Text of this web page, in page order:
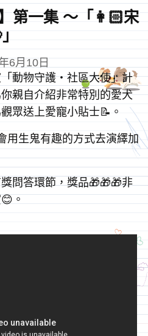
第一集 ～「👩🏻宋
6月10日
動物守護‧社區大使」計
親自介紹非常特別的愛犬
眾送上愛寵小貼士📝。
用生鬼有趣的方式去演繹加
問答環節，獎品🎁🎁🎁非
。